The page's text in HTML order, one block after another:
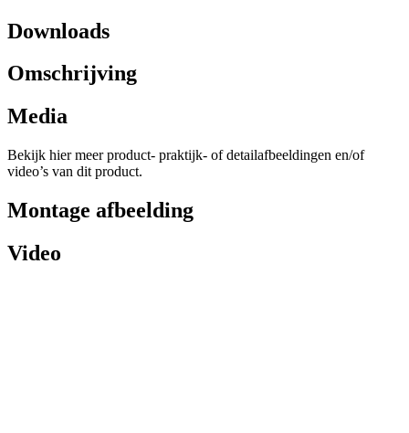
Downloads
Omschrijving
Media
Bekijk hier meer product- praktijk- of detailafbeeldingen en/of
video’s van dit product.
Montage afbeelding
Video